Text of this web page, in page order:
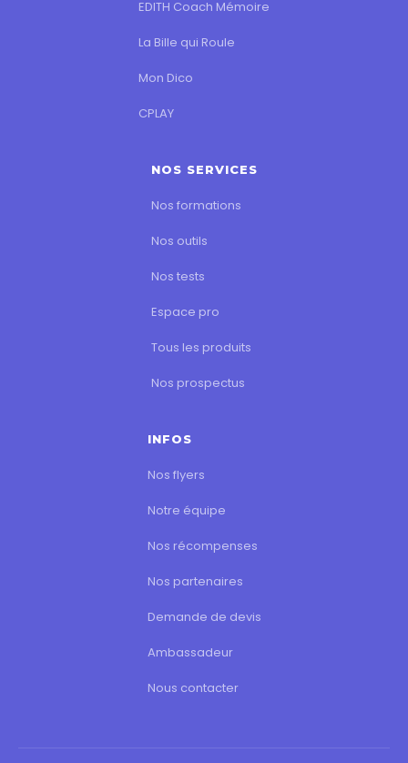
EDITH Coach Mémoire
La Bille qui Roule
Mon Dico
CPLAY
NOS SERVICES
Nos formations
Nos outils
Nos tests
Espace pro
Tous les produits
Nos prospectus
INFOS
Nos flyers
Notre équipe
Nos récompenses
Nos partenaires
Demande de devis
Ambassadeur
Nous contacter